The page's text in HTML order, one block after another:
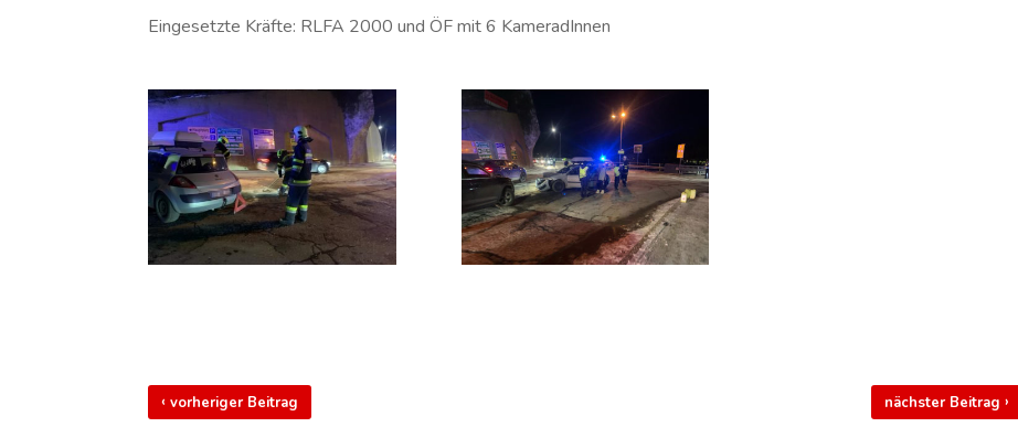
Eingesetzte Kräfte: RLFA 2000 und ÖF mit 6 KameradInnen
‹ vorheriger Beitrag nächster Beitrag›